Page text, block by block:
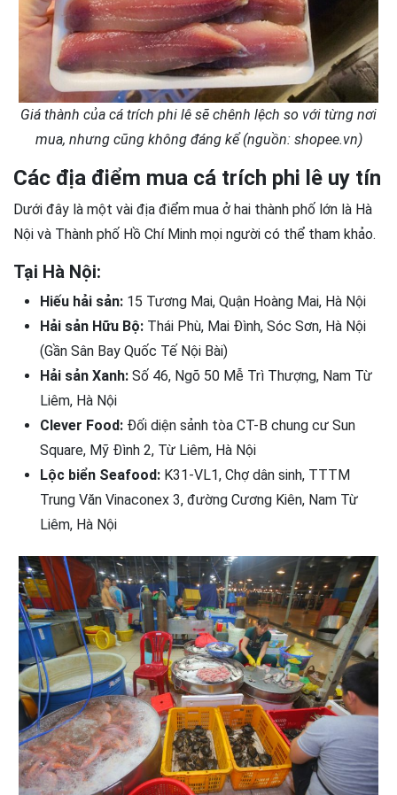
Giá thành của cá trích phi lê sẽ chênh lệch so với từng nơi
mua, nhưng cũng không đáng kể (nguồn: shopee.vn)
Các địa điểm mua cá trích phi lê uy tín
Dưới đây là một vài địa điểm mua ở hai thành phố lớn là Hà
Nội và Thành phố Hồ Chí Minh mọi người có thể tham khảo.
Tại Hà Nội:
Hiếu hải sản: 15 Tương Mai, Quận Hoàng Mai, Hà Nội
Hải sản Hữu Bộ: Thái Phù, Mai Đình, Sóc Sơn, Hà Nội
(Gần Sân Bay Quốc Tế Nội Bài)
Hải sản Xanh: Số 46, Ngõ 50 Mễ Trì Thượng, Nam Từ
Liêm, Hà Nội
Clever Food: Đối diện sảnh tòa CT-B chung cư Sun
Square, Mỹ Đình 2, Từ Liêm, Hà Nội
Lộc biển Seafood: K31-VL1, Chợ dân sinh, TTTM
Trung Văn Vinaconex 3, đường Cương Kiên, Nam Từ
Liêm, Hà Nội